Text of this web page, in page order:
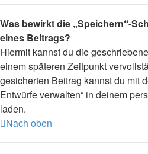
Was bewirkt die „Speichern“-
eines Beitrags?
Hiermit kannst du die
einem späteren Zeitpunkt
gesicherten Beitrag kannst du mit
Entwürfe verwalten“ in deinem
laden.
Nach oben